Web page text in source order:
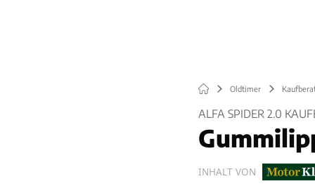
Oldtimer
ALFA SPIDER 2.0
INHALT VON